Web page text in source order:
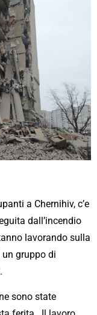
a Chernihiv, c’e
dall’incendio
lavorando sulla
un gruppo di
sono state